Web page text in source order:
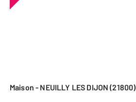
Maison - NEUILLY LES DIJON (21800)